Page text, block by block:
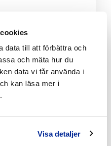
data till att förbättra och
och mäta hur du
data vi får använda i
kan läsa mer i
.
Visa detaljer